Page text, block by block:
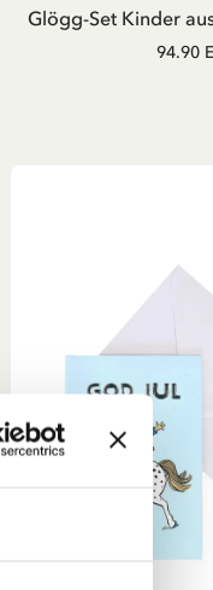
Glögg-Set Kinder
94.90